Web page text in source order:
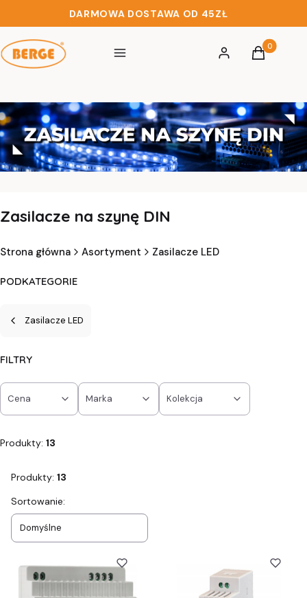
DARMOWA DOSTAWA OD 45ZŁ
Menu Zaloguj sięProdukty
Koszyk
Zasilacze na szynę DIN
Strona główna Asortyment Zasilacze LED
PODKATEGORIE
Zasilacze LED
FILTRY
Cena Marka Kolekcja
Produkty: 13
Produkty: 13
Lista produktów
Sortowanie:
Domyślne